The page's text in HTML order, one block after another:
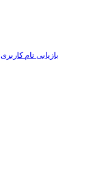
بازیابی نام کاربری